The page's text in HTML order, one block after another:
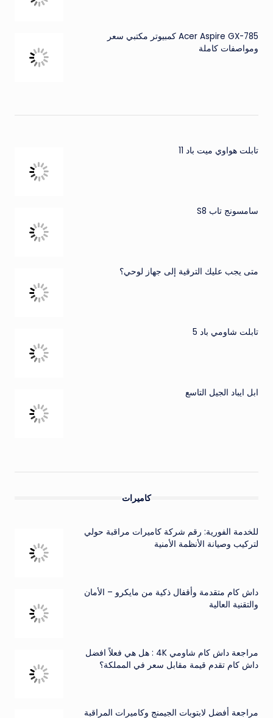
Acer Aspire GX-785 كمبيوتر مكتبي سعر
ومواصفات كاملة
تابلت هواوي ميت باد 11
سامسونج تاب S8
متى يجب عليك الترقية إلى جهاز لوحي؟
تابلت شاومي باد 5
ابل ايباد الجيل التاسع
كاميرات
للخدمة الفورية: رقم شركة كاميرات مراقبة حولي
لتركيب وصيانة الأنظمة الأمنية
داش كام متقدمة وأقفال ذكية من مايكرو – الأمان
والتقنية العالية
مراجعة داش كام شاومي 4K : هل هي فعلاً افضل
داش كام تقدم قيمة مقابل سعر في المملكة؟
مراجعة أفضل لابتوبات الجيمنج وكاميرات المراقبة